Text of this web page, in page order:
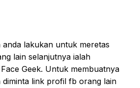
anda lakukan untuk meretas
lain selanjutnya ialah
Geek. Untuk membuatnya
diminta link profil fb orang lain